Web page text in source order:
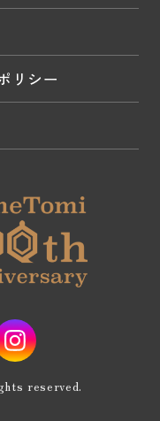
リシー
reserved.